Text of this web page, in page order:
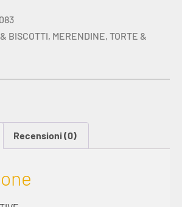
BISCOTTI, MERENDINE, TORTE &
Recensioni (0)